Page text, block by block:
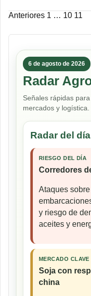
Paginación
de
Anteriores 1 … 10 11
6 de agosto de 2026
Radar
Señales rápidas
mercados y logística.
Radar del día
RIESGO DEL DÍA
Corredores
Ataques
y riesgo de
aceites y
MERCADO CLAVE
Soja con
china